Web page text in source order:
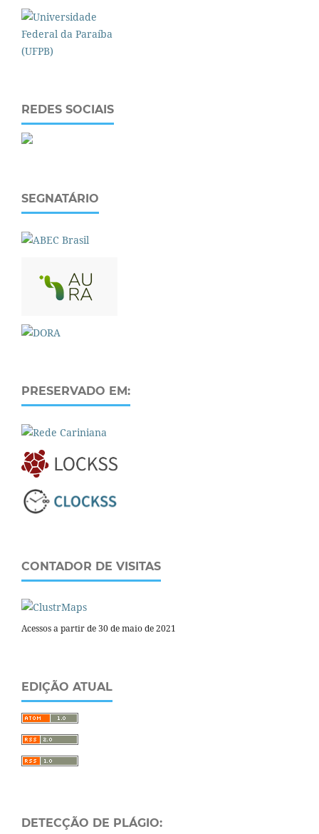
REDES SOCIAIS
SEGNATÁRIO
PRESERVADO EM:
CONTADOR DE VISITAS
Acessos a partir de 30 de maio de 2021
EDIÇÃO ATUAL
DETECÇÃO DE PLÁGIO: